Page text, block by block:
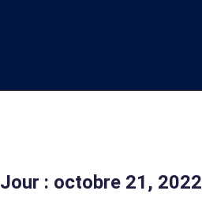
Jour : octobre 21, 2022